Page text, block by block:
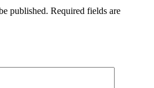
published. Required fields are